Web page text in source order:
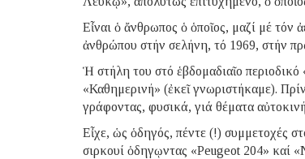
Εἶναι ὁ ἄνθρωπος ὁ ὁποῖος, μαζί μέ
ἀνθρώπου στήν σελήνη, τό 1969, στήν
Ἡ στήλη του στό ἑβδομαδιαῖο
«Καθημερινή» (ἐκεῖ γνωριστήκαμε).
γράφοντας, φυσικά, γιά θέματα
Εἶχε, ὡς ὁδηγός, πέντε (!) συμμετοχές
σιρκουί ὁδηγῳντας «Peugeot 204» καί